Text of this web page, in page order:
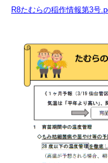
R8たむらの稲作情報第3号